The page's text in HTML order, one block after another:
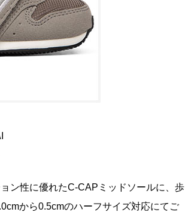
ン性に優れたC-CAPミッドソールに、歩
から0.5cmのハーフサイズ対応にてご